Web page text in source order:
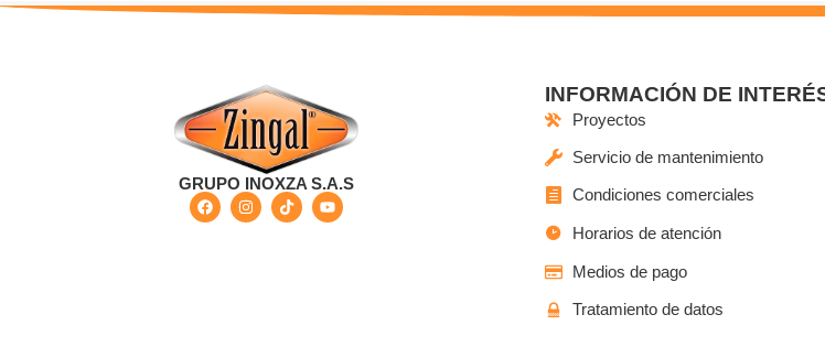
GRUPO INOXZA S.A.S
INFORMACIÓN DE
Proyectos
Servicio de mantenimiento
Condiciones comerciales
Horarios de atención
Medios de pago
Tratamiento de datos